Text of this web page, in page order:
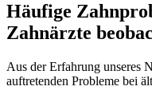
Häufige
Zahnärzte
Aus der Erfahrung unseres
auftretenden Probleme bei